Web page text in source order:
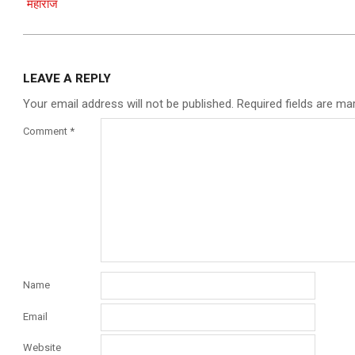
महाराज
LEAVE A REPLY
Your email address will not be published. Required fields are
Comment *
Name
Email
Website